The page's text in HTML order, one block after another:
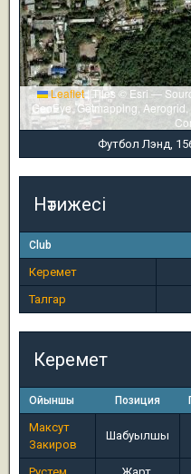
Leaflet|Tiles © Esri —
GeoEye, Getmapping, Aerogrid,
Футбол Лэнд,
Нәтижесі
Club
Керемет
Талгар
Керемет
Ойыншы Позиция
Максут
Закиров
Шабуылшы